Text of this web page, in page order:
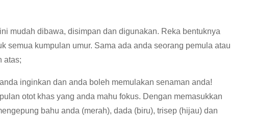
mudah dibawa, disimpan dan digunakan. Reka bentuknya
semua kumpulan umur. Sama ada anda seorang pemula atau
atas;
inginkan dan anda boleh memulakan senaman anda!
otot khas yang anda mahu fokus. Dengan memasukkan
bahu anda (merah), dada (biru), trisep (hijau) dan